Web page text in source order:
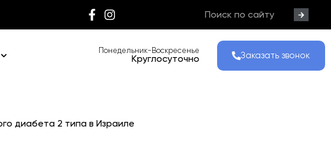
Понедельник-Воскресенье
Круглосуточно Заказать звонок
диабета 2 типа в Израиле